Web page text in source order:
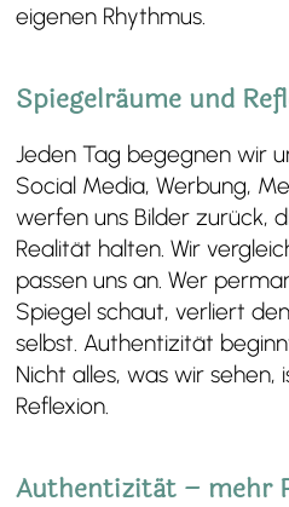
eigenen Rhythmus.
Spiegelräume und
Jeden Tag begegnen wir
Social Media, Werbung,
werfen uns Bilder zurück,
Realität halten. Wir
passen uns an. Wer
Spiegel schaut, verliert
selbst. Authentizität
Nicht alles, was wir sehen,
Reflexion.
Authentizität – mehr